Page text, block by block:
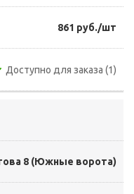
861 руб./шт
Доступно для заказа (1)
8 (Южные ворота)